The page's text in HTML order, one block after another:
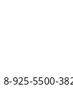
8-925-5500-